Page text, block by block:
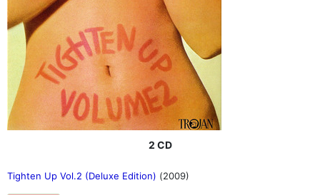
2 CD
Tighten Up Vol.2 (Deluxe Edition) (2009)